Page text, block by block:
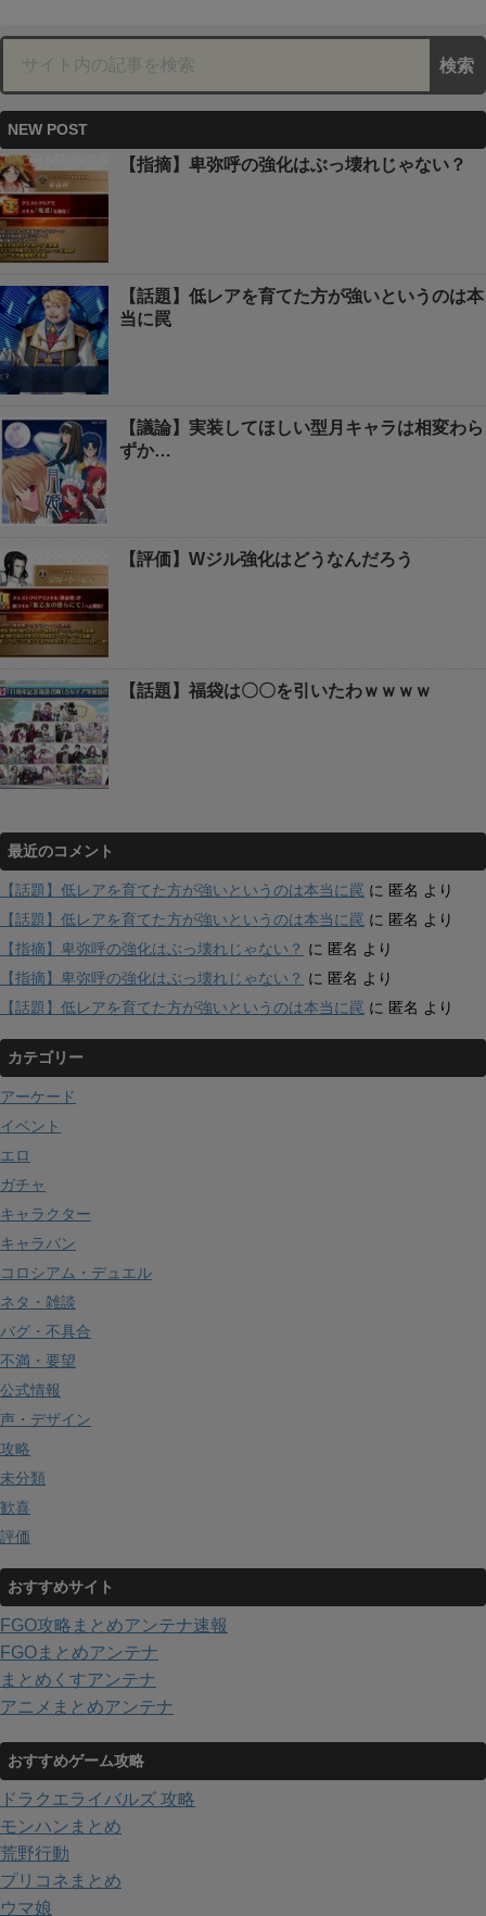
NEW POST
【指摘】卑弥呼の強化はぶっ壊れじゃない？
【話題】低レアを育てた方が強いというのは本
当に罠
【議論】実装してほしい型月キャラは相変わら
ずか…
【評価】Wジル強化はどうなんだろう
【話題】福袋は〇〇を引いたわｗｗｗｗ
最近のコメント
【話題】低レアを育てた方が強いというのは本当に罠 に 匿名 より
【話題】低レアを育てた方が強いというのは本当に罠 に 匿名 より
【指摘】卑弥呼の強化はぶっ壊れじゃない？ に 匿名 より
【指摘】卑弥呼の強化はぶっ壊れじゃない？ に 匿名 より
【話題】低レアを育てた方が強いというのは本当に罠 に 匿名 より
カテゴリー
アーケード
イベント
エロ
ガチャ
キャラクター
キャラバン
コロシアム・デュエル
ネタ・雑談
バグ・不具合
不満・要望
公式情報
声・デザイン
攻略
未分類
歓喜
評価
おすすめサイト
FGO攻略まとめアンテナ速報
FGOまとめアンテナ
まとめくすアンテナ
アニメまとめアンテナ
おすすめゲーム攻略
ドラクエライバルズ 攻略
モンハンまとめ
荒野行動
プリコネまとめ
ウマ娘